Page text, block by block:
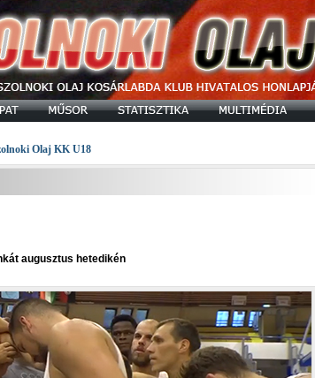
Olaj KK U18
augusztus hetedikén